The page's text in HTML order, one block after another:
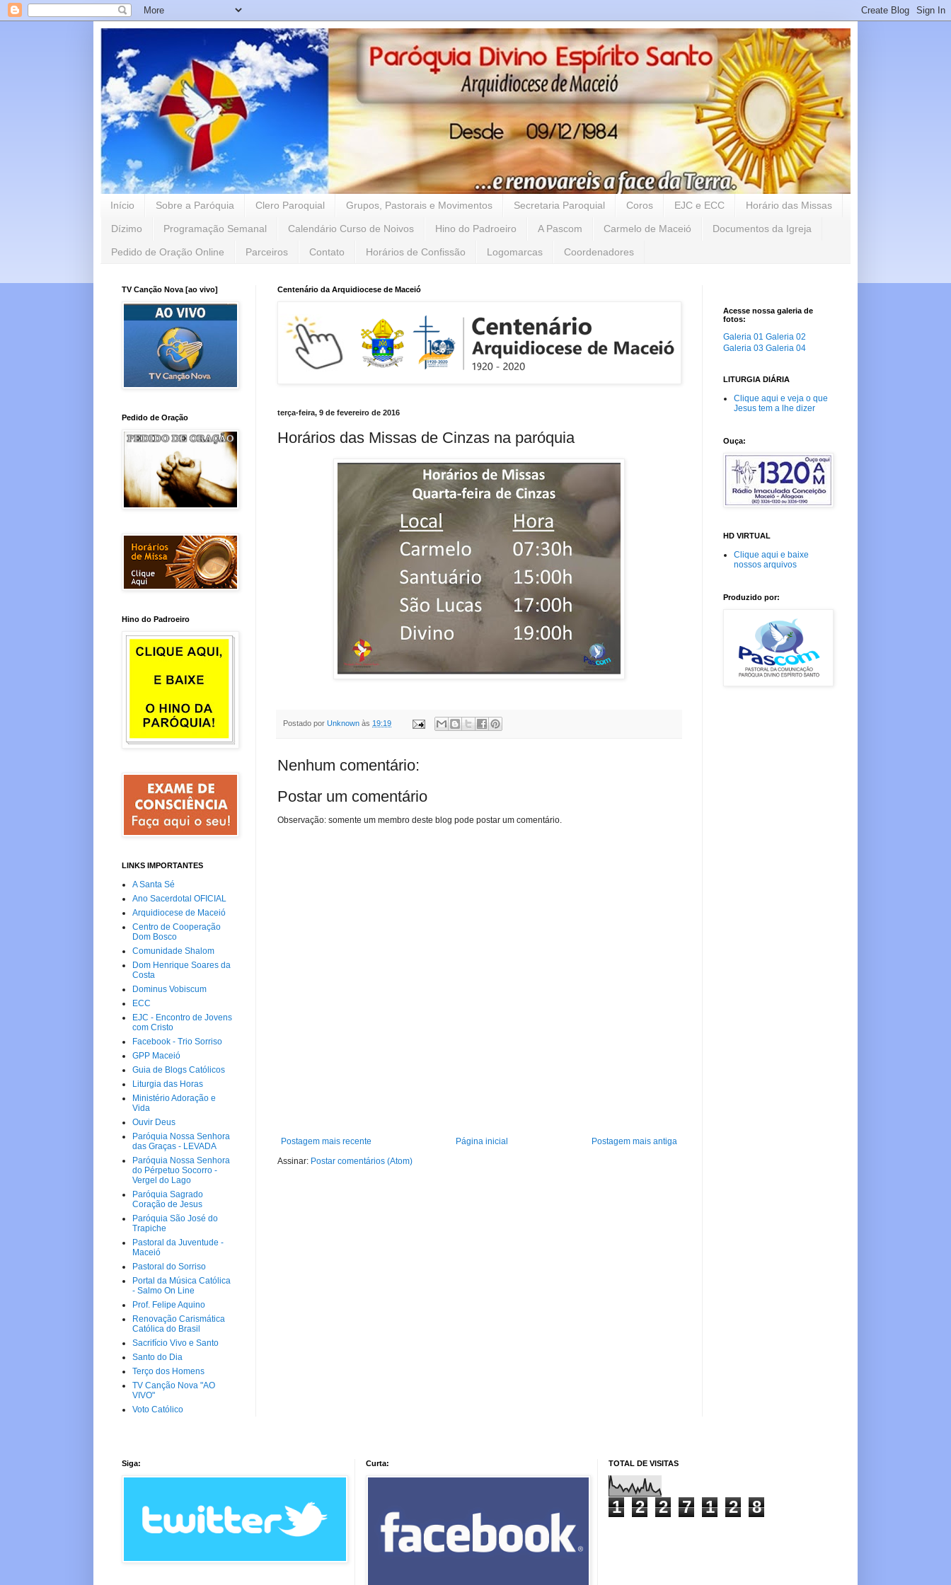
Início Sobre a Paróquia Clero Paroquial Grupos, Pastorais e Movimentos Secretaria Paroquial Coros EJC e ECC Horário das Missas
Dízimo Programação Semanal Calendário Curso de Noivos Hino do Padroeiro A Pascom Carmelo de Maceió Documentos da Igreja
Pedido de Oração Online Parceiros Contato Horários de Confissão Logomarcas Coordenadores
Centenário da Arquidiocese de Maceió
terça-feira, 9 de fevereiro de 2016
Horários das Missas de Cinzas na paróquia
Postado por Unknown às 19:19
Nenhum comentário:
Postar um comentário
Observação: somente um membro deste blog pode postar um comentário.
Postagem mais recente Postagem mais antiga
Página inicial
Assinar: Postar comentários (Atom)
TV Canção Nova [ao vivo]
Pedido de Oração
Hino do Padroeiro
LINKS IMPORTANTES
A Santa Sé
Ano Sacerdotal OFICIAL
Arquidiocese de Maceió
Centro de Cooperação
Dom Bosco
Comunidade Shalom
Dom Henrique Soares da
Costa
Dominus Vobiscum
ECC
EJC - Encontro de Jovens
com Cristo
Facebook - Trio Sorriso
GPP Maceió
Guia de Blogs Católicos
Liturgia das Horas
Ministério Adoração e
Vida
Ouvir Deus
Paróquia Nossa Senhora
das Graças - LEVADA
Paróquia Nossa Senhora
do Pérpetuo Socorro -
Vergel do Lago
Paróquia Sagrado
Coração de Jesus
Paróquia São José do
Trapiche
Pastoral da Juventude -
Maceió
Pastoral do Sorriso
Portal da Música Católica
- Salmo On Line
Prof. Felipe Aquino
Renovação Carismática
Católica do Brasil
Sacrifício Vivo e Santo
Santo do Dia
Terço dos Homens
TV Canção Nova "AO
VIVO"
Voto Católico
Acesse nossa galeria de
fotos:
Galeria 01 Galeria 02
Galeria 03 Galeria 04
LITURGIA DIÁRIA
Clique aqui e veja o que
Jesus tem a lhe dizer
Ouça:
HD VIRTUAL
Clique aqui e baixe
nossos arquivos
Produzido por:
Siga: Curta: TOTAL DE VISITAS
1 2 2 7 1 2 8